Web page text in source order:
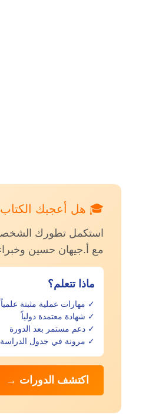
🎓 هل أعجبك
استكمل تطورك
مع أ.جيهان حسين
ماذا تتعلم؟
✓ مهارات عملية مثبتة علمياً
✓ شهادة معتمدة دولياً
✓ دعم مستمر بعد الدورة
✓ مرونة في جدول الدراسة
اكتشف الدورات →